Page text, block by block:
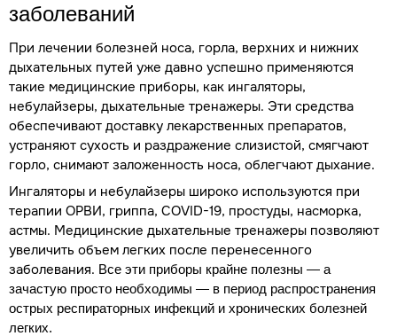
заболеваний
При лечении болезней носа, горла, верхних и нижних
дыхательных путей уже давно успешно применяются
такие медицинские приборы, как ингаляторы,
небулайзеры, дыхательные тренажеры. Эти средства
обеспечивают доставку лекарственных препаратов,
устраняют сухость и раздражение слизистой, смягчают
горло, снимают заложенность носа, облегчают дыхание.
Ингаляторы и небулайзеры широко используются при
терапии ОРВИ, гриппа, COVID-19, простуды, насморка,
астмы. Медицинские дыхательные тренажеры позволяют
увеличить объем легких после перенесенного
заболевания. Все эти приборы крайне полезны — а
зачастую просто необходимы — в период распространения
острых респираторных инфекций и хронических болезней
легких.